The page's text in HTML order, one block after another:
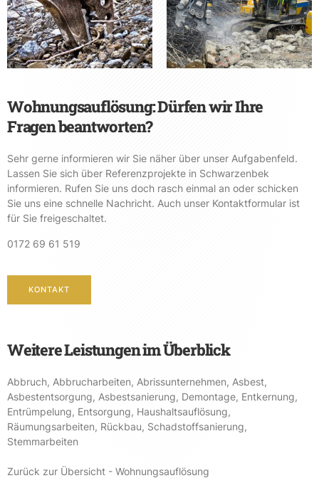
Wohnungsauflösung: Dürfen wir Ihre
Fragen beantworten?
Sehr gerne informieren wir Sie näher über unser Aufgabenfeld.
Lassen Sie sich über Referenzprojekte in Schwarzenbek
informieren. Rufen Sie uns doch rasch einmal an oder schicken
Sie uns eine schnelle Nachricht. Auch unser Kontaktformular ist
für Sie freigeschaltet.
0172 69 61 519
KONTAKT
Weitere Leistungen im Überblick
Abbruch, Abbrucharbeiten, Abrissunternehmen, Asbest,
Asbestentsorgung, Asbestsanierung, Demontage, Entkernung,
Entrümpelung, Entsorgung, Haushaltsauflösung,
Räumungsarbeiten, Rückbau, Schadstoffsanierung,
Stemmarbeiten
Zurück zur Übersicht - Wohnungsauflösung